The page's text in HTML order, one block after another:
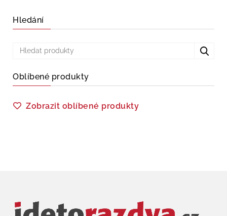
Hledání
Oblíbené produkty
Zobrazit oblíbené produkty